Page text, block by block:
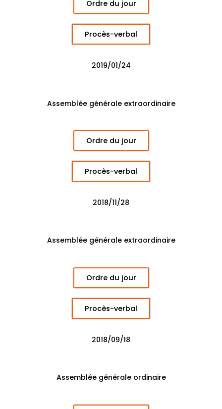
Ordre du jour
Procès-verbal
2019/01/24
Assemblée générale extraordinaire
Ordre du jour
Procès-verbal
2018/11/28
Assemblée générale extraordinaire
Ordre du jour
Procès-verbal
2018/09/18
Assemblée générale ordinaire